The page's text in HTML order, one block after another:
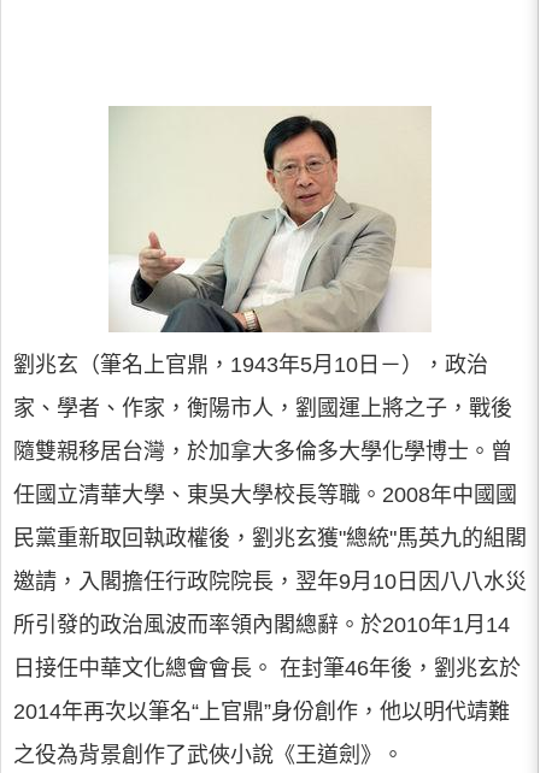
劉兆玄（筆名上官鼎，1943年5月10日－），政治
家、學者、作家，衡陽市人，劉國運上將之子，戰後
隨雙親移居台灣，於加拿大多倫多大學化學博士。曾
任國立清華大學、東吳大學校長等職。2008年中國國
民黨重新取回執政權後，劉兆玄獲"總統"馬英九的組閣
邀請，入閣擔任行政院院長，翌年9月10日因八八水災
所引發的政治風波而率領內閣總辭。於2010年1月14
日接任中華文化總會會長。 在封筆46年後，劉兆玄於
2014年再次以筆名“上官鼎”身份創作，他以明代靖難
之役為背景創作了武俠小說《王道劍》。